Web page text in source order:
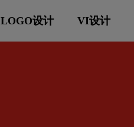
LOGO设计 VI设计